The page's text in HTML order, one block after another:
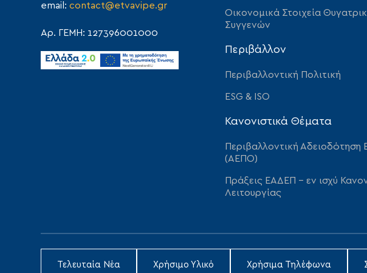
email:contact@etvavipe.gr
Αρ. ΓΕΜΗ: 127396001000
Οικονομικά Στοιχεία
Συγγενών
Περιβάλλον
Περιβαλλοντική Πολιτική
ESG & ISO
Κανονιστικά Θέματα
Περιβαλλοντική Αδειοδότηση
(ΑΕΠΟ)
Πράξεις ΕΑΔΕΠ – εν ισχύ
Λειτουργίας
Τελευταία Νέα Χρήσιμο Υλικό Χρήσιμα Τηλέφωνα